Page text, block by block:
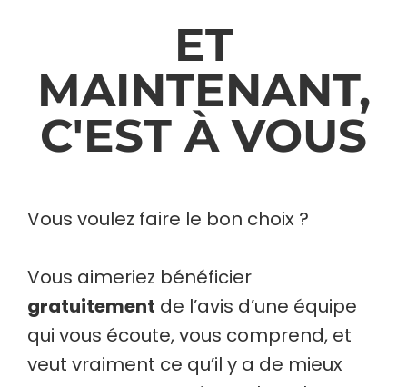
ET
MAINTENANT,
C'EST À VOUS
Vous voulez faire le bon choix ?
Vous aimeriez bénéficier
gratuitement de l’avis d’une équipe
qui vous écoute, vous comprend, et
veut vraiment ce qu’il y a de mieux